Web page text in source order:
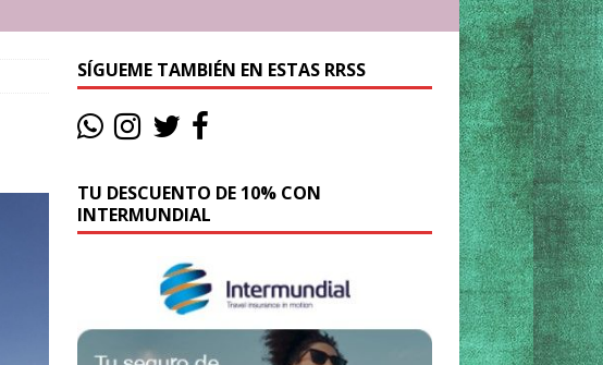
SÍGUEME TAMBIÉN EN ESTAS RRSS
TU DESCUENTO DE 10% CON
INTERMUNDIAL